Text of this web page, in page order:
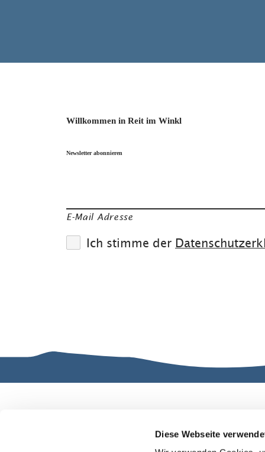
Diese Webseite
Willkommen in Reit im Winkl
Newsletter abonnieren
E-Mail Adresse
Ich stimme der
Gastgeber